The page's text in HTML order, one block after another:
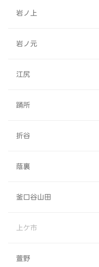
岩ノ上
岩ノ元
江尻
踊所
折谷
蔭裏
釜口谷山田
上ケ市
萱野